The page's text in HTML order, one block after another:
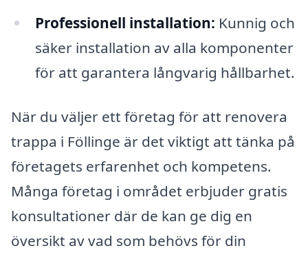
Professionell installation: Kunnig och
säker installation av alla komponenter
för att garantera långvarig hållbarhet.
När du väljer ett företag för att renovera
trappa i Föllinge är det viktigt att tänka på
företagets erfarenhet och kompetens.
Många företag i området erbjuder gratis
konsultationer där de kan ge dig en
översikt av vad som behövs för din